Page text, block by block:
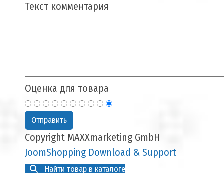
Текст комментария
Оценка для товара
Copyright MAXXmarketing GmbH
JoomShopping Download & Support
Найти товар в каталоге